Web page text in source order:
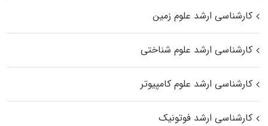
کارشناسی ارشد علوم زمین
کارشناسی ارشد علوم شناختی
کارشناسی ارشد علوم کامپیوتر
کارشناسی ارشد فوتونیک